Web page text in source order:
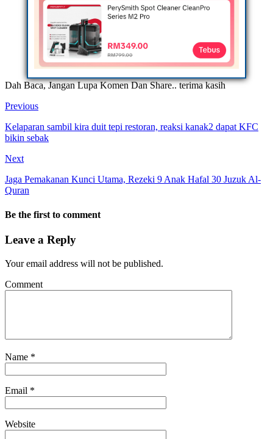
myinfomaya tidak bertanggungjawab terhadap
komentar yang diutarakan melalui laman sosial ini. Ia
pandangan peribadi pemilik akaun dan tidak semestinya
menggambarkan pendirian sidang redaksi kami. Segala
risiko akibat komen yang disiarkan menjadi
tanggungjawab pemilik akaun sendiri.
Dah Baca, Jangan Lupa Komen Dan Share.. terima kasih
Previous
Kelaparan sambil kira duit tepi restoran, reaksi kanak2 dapat KFC
bikin sebak
Next
Jaga Pemakanan Kunci Utama, Rezeki 9 Anak Hafal 30 Juzuk Al-
Quran
Be the first to comment
Leave a Reply
Your email address will not be published.
Comment
Name *
Email *
Website